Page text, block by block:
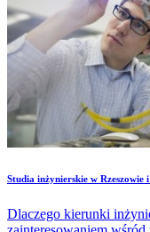
Studia inżynierskie w
Dlaczego kierunki